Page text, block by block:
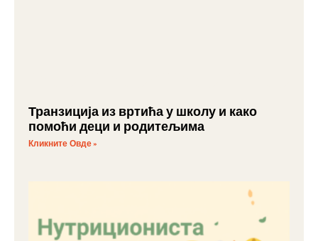
Транзиција из вртића у школу и како
помоћи деци и родитељима
Кликните Овде »